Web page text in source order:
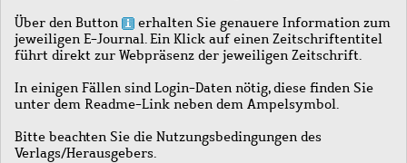
Über den Button
erhalten Sie genauere Information zum
jeweiligen E-Journal. Ein Klick auf einen Zeitschriftentitel
führt direkt zur Webpräsenz der jeweiligen Zeitschrift.
In einigen Fällen sind Login-Daten nötig, diese finden Sie
unter dem Readme-Link neben dem Ampelsymbol.
Bitte beachten Sie die Nutzungsbedingungen des
Verlags/Herausgebers.